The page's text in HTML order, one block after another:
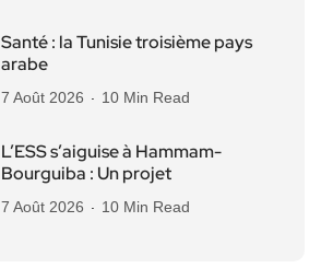
Santé : la Tunisie troisième pays
arabe
7 Août 2026 10 Min Read
L’ESS s’aiguise à Hammam-
Bourguiba : Un projet
7 Août 2026 10 Min Read